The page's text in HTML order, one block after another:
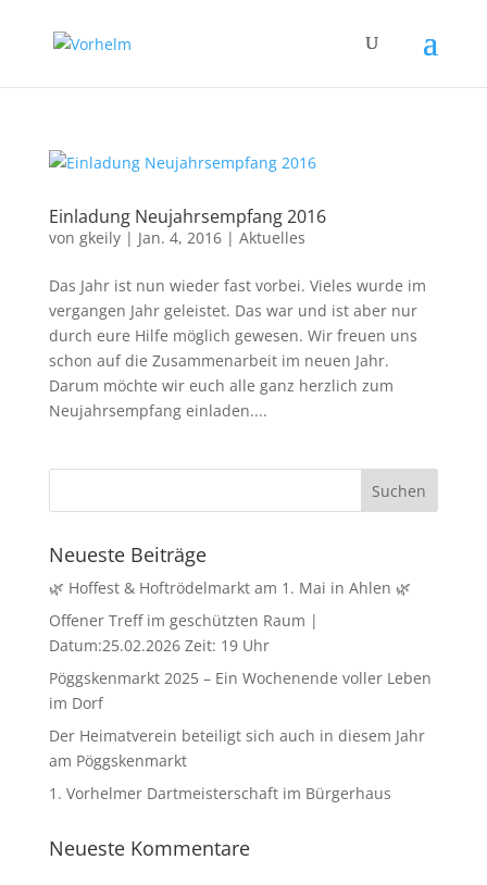
Einladung Neujahrsempfang 2016
von gkeily| Jan. 4, 2016| Aktuelles
Das Jahr ist nun wieder fast vorbei. Vieles wurde im
vergangen Jahr geleistet. Das war und ist aber nur
durch eure Hilfe möglich gewesen. Wir freuen uns
schon auf die Zusammenarbeit im neuen Jahr.
Darum möchte wir euch alle ganz herzlich zum
Neujahrsempfang einladen....
Neueste Beiträge
🌿 Hoffest & Hoftrödelmarkt am 1. Mai in Ahlen 🌿
Offener Treff im geschützten Raum |
Datum:25.02.2026 Zeit: 19 Uhr
Pöggskenmarkt 2025 – Ein Wochenende voller Leben
im Dorf
Der Heimatverein beteiligt sich auch in diesem Jahr
am Pöggskenmarkt
1. Vorhelmer Dartmeisterschaft im Bürgerhaus
Neueste Kommentare